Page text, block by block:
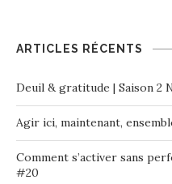
ARTICLES RÉCENTS
Deuil & gratitude | Saison 2
Agir ici, maintenant,
Comment s’activer sans
#20